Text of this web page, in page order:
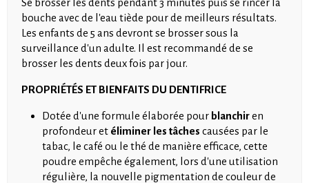
bouche avec de l'eau tiède pour de meilleurs résultats.
Les enfants de 5 ans devront se brosser sous la
surveillance d'un adulte. Il est recommandé de se
brosser les dents deux fois par jour.
PROPRIÉTÉS ET BIENFAITS DU DENTIFRICE
Dotée d'une formule élaborée pour blanchiren
profondeur et éliminer les tâches causées par le
tabac, le café ou le thé de manière efficace, cette
poudre empêche également, lors d'une utilisation
régulière, la nouvelle pigmentation de couleur de